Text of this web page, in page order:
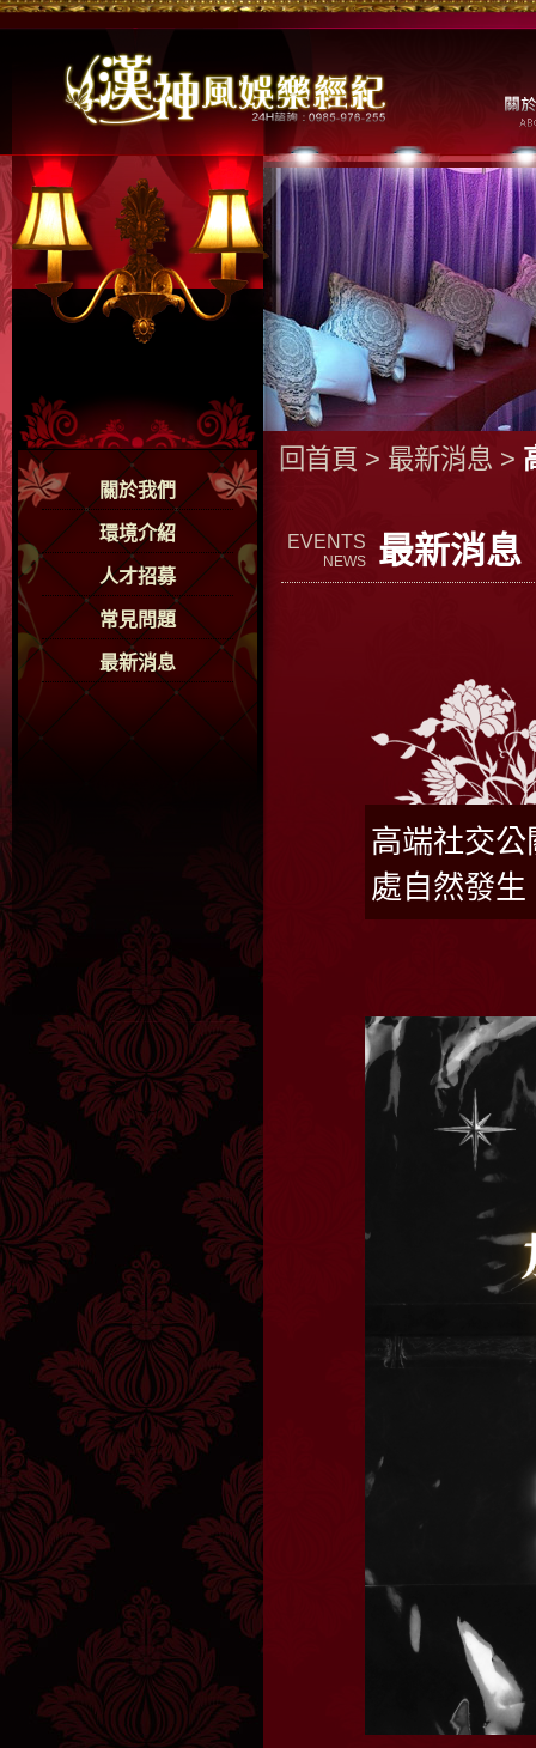
關於我們
環境介紹
人才招募
常見問題
最新消息
回首頁 > 最新消息 >
EVENTS
NEWS 最新消息
高端社交
處自然發生